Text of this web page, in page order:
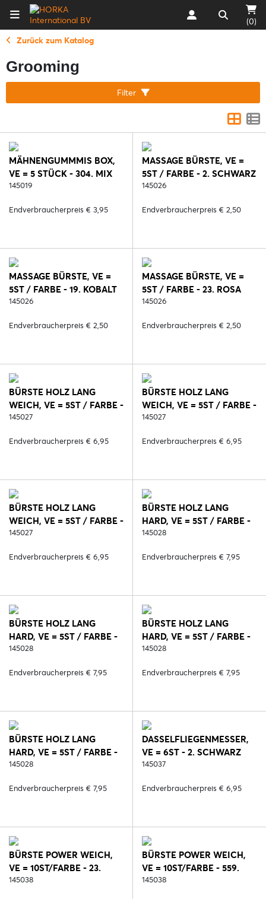
(0)
Zurück zum Katalog
Grooming
Filter
MÄHNENGUMMMIS BOX,
VE = 5 STÜCK - 304. MIX
145019
Endverbraucherpreis € 3,95
MASSAGE BÜRSTE, VE =
5ST / FARBE - 2. SCHWARZ
145026
Endverbraucherpreis € 2,50
MASSAGE BÜRSTE, VE =
5ST / FARBE - 19. KOBALT
145026
Endverbraucherpreis € 2,50
MASSAGE BÜRSTE, VE =
5ST / FARBE - 23. ROSA
145026
Endverbraucherpreis € 2,50
BÜRSTE HOLZ LANG
WEICH, VE = 5ST / FARBE -
2. SCHWARZ
145027
Endverbraucherpreis € 6,95
BÜRSTE HOLZ LANG
WEICH, VE = 5ST / FARBE -
6. BLAU
145027
Endverbraucherpreis € 6,95
BÜRSTE HOLZ LANG
WEICH, VE = 5ST / FARBE -
23. ROSA
145027
Endverbraucherpreis € 6,95
BÜRSTE HOLZ LANG
HARD, VE = 5ST / FARBE -
2. SCHWARZ
145028
Endverbraucherpreis € 7,95
BÜRSTE HOLZ LANG
HARD, VE = 5ST / FARBE -
6. BLAU
145028
Endverbraucherpreis € 7,95
BÜRSTE HOLZ LANG
HARD, VE = 5ST / FARBE -
23. ROSA
145028
Endverbraucherpreis € 7,95
BÜRSTE HOLZ LANG
HARD, VE = 5ST / FARBE -
127. ORANGE
145028
Endverbraucherpreis € 7,95
DASSELFLIEGENMESSER,
VE = 6ST - 2. SCHWARZ
145037
Endverbraucherpreis € 6,95
BÜRSTE POWER WEICH,
VE = 10ST/FARBE - 23.
ROSA
145038
BÜRSTE POWER WEICH,
VE = 10ST/FARBE - 559.
HELLBLAU
145038